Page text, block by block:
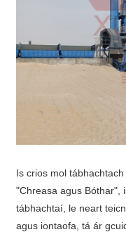
Is crios mol
"Chreasa agus Bóthar",
tábhachtaí, le neart
agus iontaofa, tá ár